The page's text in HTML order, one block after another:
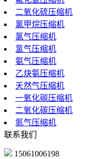
二氧化硫压缩机
氯甲烷压缩机
氯气压缩机
氢气压缩机
氨气压缩机
乙炔氨压缩机
天然气压缩机
一氧化碳压缩机
二氧化碳压缩机
氮气压缩机
联系我们
15061006198